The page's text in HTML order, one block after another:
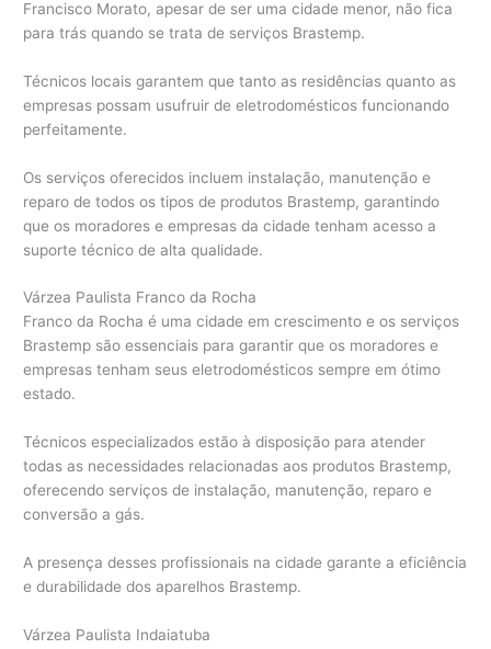
Francisco Morato, apesar de ser uma cidade menor, não fica
para trás quando se trata de serviços Brastemp.
Técnicos locais garantem que tanto as residências quanto as
empresas possam usufruir de eletrodomésticos funcionando
perfeitamente.
Os serviços oferecidos incluem instalação, manutenção e
reparo de todos os tipos de produtos Brastemp, garantindo
que os moradores e empresas da cidade tenham acesso a
suporte técnico de alta qualidade.
Várzea Paulista Franco da Rocha
Franco da Rocha é uma cidade em crescimento e os serviços
Brastemp são essenciais para garantir que os moradores e
empresas tenham seus eletrodomésticos sempre em ótimo
estado.
Técnicos especializados estão à disposição para atender
todas as necessidades relacionadas aos produtos Brastemp,
oferecendo serviços de instalação, manutenção, reparo e
conversão a gás.
A presença desses profissionais na cidade garante a eficiência
e durabilidade dos aparelhos Brastemp.
Várzea Paulista Indaiatuba